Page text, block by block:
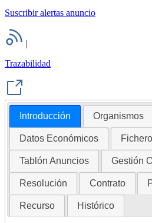
Suscribir alertas anuncio
|
Trazabilidad
Introducción Organismos
Datos Económicos
Tablón Anuncios Gestión
Resolución Contrato
Recurso Histórico